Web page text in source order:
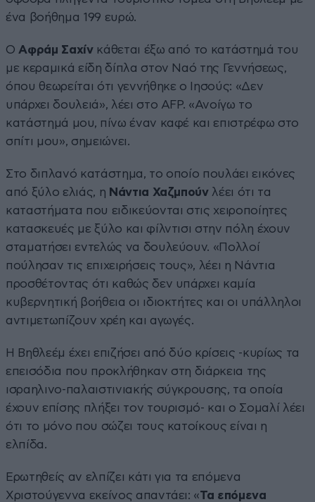
ένα βοήθημα 199 ευρώ.
Ο Αφράμ Σαχίνκάθεται έξω από το κατάστημά του
με κεραμικά είδη δίπλα στον Ναό της Γεννήσεως,
όπου θεωρείται ότι γεννήθηκε ο Ιησούς: «Δεν
υπάρχει δουλειά», λέει στο AFP. «Ανοίγω το
κατάστημά μου, πίνω έναν καφέ και επιστρέφω στο
σπίτι μου», σημειώνει.
Στο διπλανό κατάστημα, το οποίο πουλάει εικόνες
από ξύλο ελιάς, η Νάντια Χαζμπούνλέει ότι τα
καταστήματα που ειδικεύονται στις χειροποίητες
κατασκευές με ξύλο και φίλντισι στην πόλη έχουν
σταματήσει εντελώς να δουλεύουν. «Πολλοί
πούλησαν τις επιχειρήσεις τους», λέει η Νάντια
προσθέτοντας ότι καθώς δεν υπάρχει καμία
κυβερνητική βοήθεια οι ιδιοκτήτες και οι υπάλληλοι
αντιμετωπίζουν χρέη και αγωγές.
Η Βηθλεέμ έχει επιζήσει από δύο κρίσεις -κυρίως τα
επεισόδια που προκλήθηκαν στη διάρκεια της
ισραηλινο-παλαιστινιακής σύγκρουσης, τα οποία
έχουν επίσης πλήξει τον τουρισμό- και ο Σομαλί λέει
ότι το μόνο που σώζει τους κατοίκους είναι η
ελπίδα.
Ερωτηθείς αν ελπίζει κάτι για τα επόμενα
Χριστούγεννα εκείνος απαντάει: «Τα επόμενα